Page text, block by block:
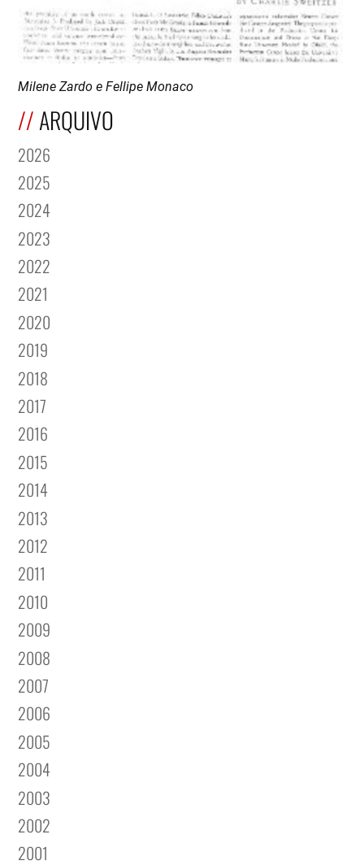
Milene Zardo e Fellipe Monaco
ARQUIVO
2026
2025
2024
2023
2022
2021
2020
2019
2018
2017
2016
2015
2014
2013
2012
2011
2010
2009
2008
2007
2006
2005
2004
2003
2002
2001